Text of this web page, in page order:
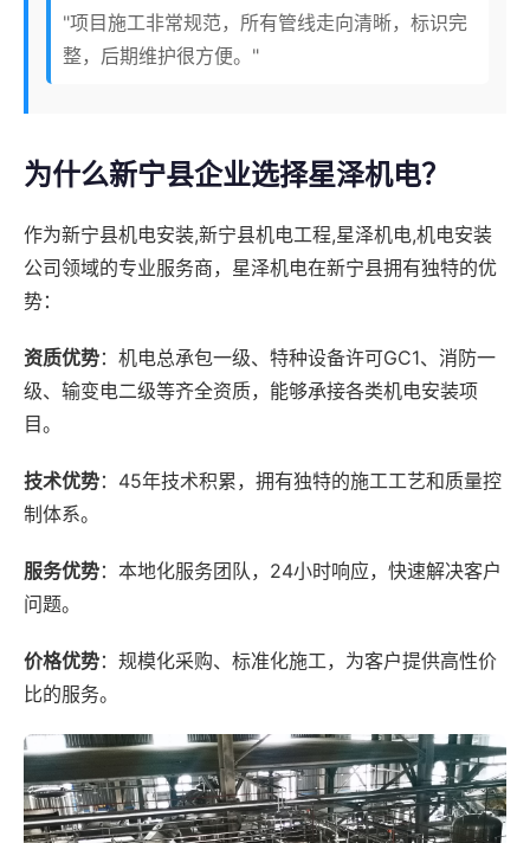
"项目施工非常规范，所有管线走向清晰，标识完
整，后期维护很方便。"
为什么新宁县企业选择星泽机电？
作为新宁县机电安装,新宁县机电工程,星泽机电,机电安装
公司领域的专业服务商，星泽机电在新宁县拥有独特的优
势：
资质优势：机电总承包一级、特种设备许可GC1、消防一
级、输变电二级等齐全资质，能够承接各类机电安装项
目。
技术优势：45年技术积累，拥有独特的施工工艺和质量控
制体系。
服务优势：本地化服务团队，24小时响应，快速解决客户
问题。
价格优势：规模化采购、标准化施工，为客户提供高性价
比的服务。